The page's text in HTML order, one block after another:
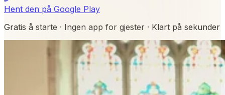
Hent den på Google Play
Gratis å starte · Ingen app for gjester · Klart på sekunder